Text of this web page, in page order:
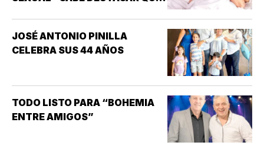
INTERÉS HA GENERADO PARA
LA INVESTIGACIÓN DE NUEVOS
DISFUNCIÓN ERÉCTIL
(INCAPACIDAD DE ALCANZAR
Y/O MANTENER…
JOSÉ ANTONIO PINILLA
CELEBRA SUS 44 AÑOS
TODO LISTO PARA “BOHEMIA
ENTRE AMIGOS”